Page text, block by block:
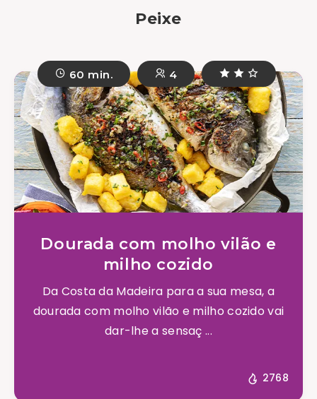
Peixe
60 min. 4
Dourada com molho vilão e
milho cozido
Da Costa da Madeira para a sua mesa, a
dourada com molho vilão e milho cozido vai
dar-lhe a sensaç ...
2768